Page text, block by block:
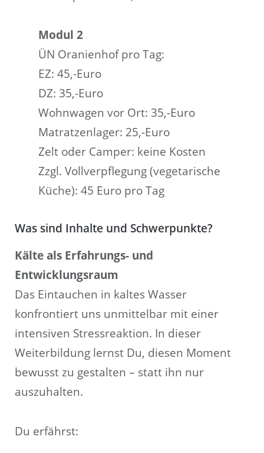
Modul 2
ÜN Oranienhof pro Tag:
EZ: 45,-Euro
DZ: 35,-Euro
Wohnwagen vor Ort: 35,-Euro
Matratzenlager: 25,-Euro
Zelt oder Camper: keine Kosten
Zzgl. Vollverpflegung (vegetarische
Küche): 45 Euro pro Tag
Was sind Inhalte und Schwerpunkte?
Kälte als Erfahrungs- und
Entwicklungsraum
Das Eintauchen in kaltes Wasser
konfrontiert uns unmittelbar mit einer
intensiven Stressreaktion. In dieser
Weiterbildung lernst Du, diesen Moment
bewusst zu gestalten – statt ihn nur
auszuhalten.
Du erfährst: